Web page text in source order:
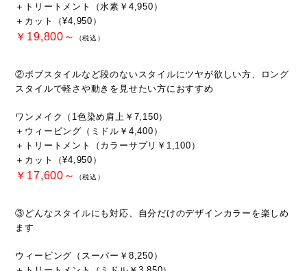
＋トリートメント（水素￥4,950）
＋カット（¥4,950）
￥19,800～ （税込）
②ボブスタイルなど段のないスタイルにツヤが欲しい方、ロング
スタイルで軽さや動きを見せたい方におすすめ
ワンメイク（1色染め肩上￥7,150）
＋ウィービング（ミドル￥4,400）
＋トリートメント（カラーサプリ￥1,100）
＋カット（¥4,950）
￥17,600～ （税込）
③どんなスタイルにも対応、自分だけのデザインカラーを楽しめ
ます
ウィービング（スーパー￥8,250）